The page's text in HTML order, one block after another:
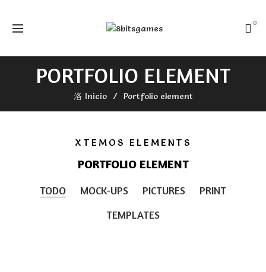
0
PORTFOLIO ELEMENT
Inicio Portfolio element
XTEMOS ELEMENTS
PORTFOLIO ELEMENT
TODO MOCK-UPS PICTURES
PRINT
TEMPLATES